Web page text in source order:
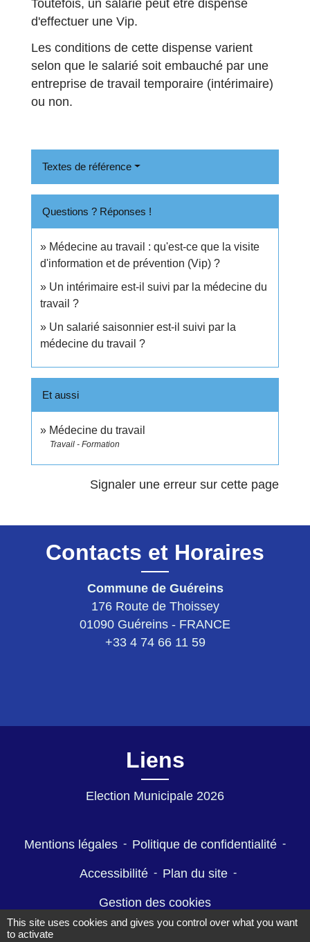
Toutefois, un salarié peut être dispensé
d'effectuer une Vip.
Les conditions de cette dispense varient
selon que le salarié soit embauché par une
entreprise de travail temporaire (intérimaire)
ou non.
Textes de référence
Questions ? Réponses !
Médecine au travail : qu'est-ce que la visite
d'information et de prévention (Vip) ?
Un intérimaire est-il suivi par la médecine du
travail ?
Un salarié saisonnier est-il suivi par la
médecine du travail ?
Et aussi
Médecine du travail
Travail - Formation
Signaler une erreur sur cette page
Contacts et Horaires
Commune de Guéreins
176 Route de Thoissey
01090 Guéreins - FRANCE
+33 4 74 66 11 59
Liens
Election Municipale 2026
Mentions légales - Politique de confidentialité -
Accessibilité - Plan du site -
Gestion des cookies
This site uses cookies and gives you control over what you want
to activate